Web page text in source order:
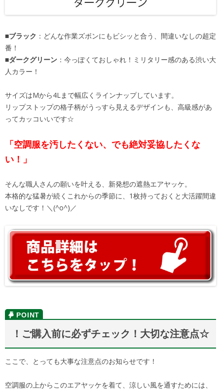
■ブラック ：どんな作業ズボンにもビシッと合う、間違いなしの超定
番！
■ダークグリーン ：今っぽくておしゃれ！ミリタリー感のある渋い大
人カラー！
サイズはMから4Lまで幅広くラインナップしています。
リップストップの格子柄がうっすら見えるデザインも、高級感があ
ってカッコいいです☆
「空調服を汚したくない、でも絶対妥協したくな
い！」
そんな職人さんの願いを叶える、新発想の遮熱エアヤッケ。
本格的な猛暑が続くこれからの季節に、1枚持っておくと大活躍間違
いなしです！＼(^o^)／
！ご購入前に必ずチェック！大切な注意点☆
ここで、とっても大事な注意点のお知らせです！
空調服の上からこのエアヤッケを着て、涼しい風を通すためには、